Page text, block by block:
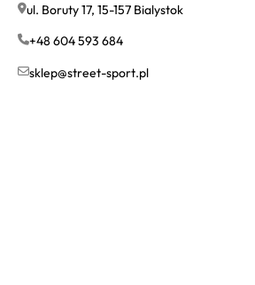
ul. Boruty 17, 15-157 Bialystok
+48 604 593 684
sklep@street-sport.pl